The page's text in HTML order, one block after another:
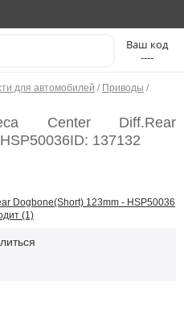
----
для автомобилей / Приводы /
Center Diff.Rear
ID: 137132
(1)